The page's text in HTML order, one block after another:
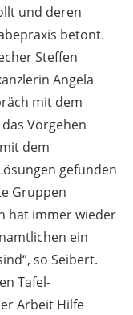
und deren
betont.
Steffen
Angela
mit dem
Vorgehen
dem
gefunden
Gruppen
hat immer wieder
ein
so Seibert.
Tafel-
Arbeit Hilfe